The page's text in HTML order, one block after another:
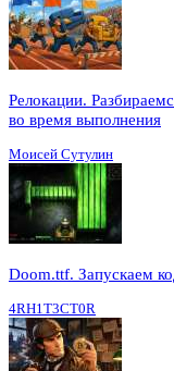
Релокации.
во время выполнения
Моисей Сутулин
Doom.ttf. Запускаем
4RH1T3CT0R